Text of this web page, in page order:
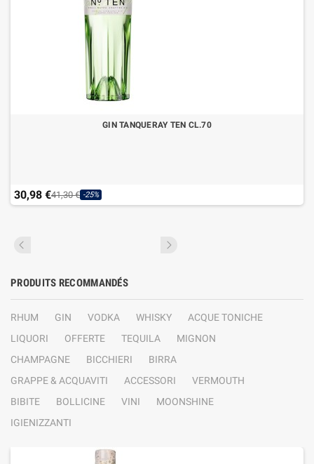
GIN TANQUERAY TEN CL.70
30,98 €41,30 € -25%
PRODUITS RECOMMANDÉS
RHUM GIN VODKA WHISKY
ACQUE TONICHE
LIQUORI
OFFERTE TEQUILA
MIGNON
CHAMPAGNE
BICCHIERI
BIRRA
GRAPPE & ACQUAVITI
ACCESSORI
VERMOUTH
BIBITE
BOLLICINE VINI
MOONSHINE
IGIENIZZANTI